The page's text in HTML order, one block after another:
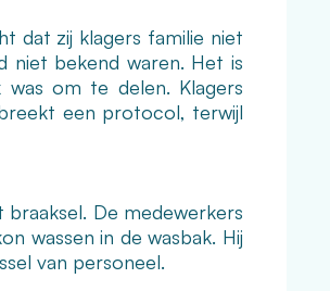
dat zij klagers familie niet
niet bekend waren. Het is
om te delen. Klagers
een protocol, terwijl
De medewerkers
wassen in de wasbak. Hij
van personeel.